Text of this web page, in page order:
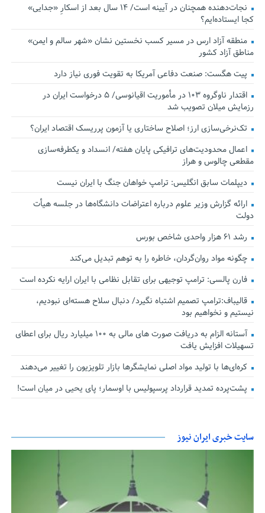
نجات‌دهنده‌ همچنان در آیینه است/ ۱۴ سال بعد از اسکارِ «جدایی»
کجا ایستاده‌ایم؟
منطقه آزاد ارس در مسیر کسب نخستین نشان «شهر سالم و ایمن»
مناطق آزاد کشور
پیت هگست: صنعت دفاعی آمریکا به تقویت فوری نیاز دارد
اقتدار ناوگروه ۱۰۳ در مأموریت‌ اقیانوسی/ ۵ درخواست ایران در
رزمایش میلان تصویب شد
تک‌نرخی‌سازی ارز؛ اصلاح ساختاری یا آزمون پرریسک اقتصاد ایران؟
اعمال محدودیت‌های ترافیکی پایان هفته/ انسداد و یکطرفه‌سازی
مقطعی چالوس و هراز
دیپلمات سابق انگلیس:‌ ترامپ خواهان جنگ با ایران نیست
ارائه گزارش وزیر علوم درباره اعتراضات دانشگاه‌ها در جلسه هیأت
دولت
رشد ۶۱ هزار واحدی شاخص بورس
چگونه مواد روان‌گردان، خاطره را به توهم تبدیل می‌کند
فارن پالسی: ترامپ توجیهی برای تقابل نظامی با ایران ارایه نکرده است
قالیباف:ترامپ تصمیم اشتباه نگیرد/ دنبال سلاح هسته‌ای نبودیم،
نیستیم و نخواهیم بود
آستانه الزام به دریافت صورت های مالی به ۱۰۰ میلیارد ریال برای اعطای
تسهیلات افزایش یافت
کره‌ای‌ها با تولید مواد اصلی نمایشگرها بازار تلویزیون را تغییر می‌دهند
پشت‌پرده تمدید قرارداد پرسپولیس با اوسمار؛ پای یحیی در میان است!
سایت خبری ایران نیوز